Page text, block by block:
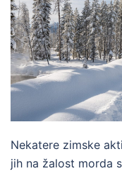
Nekatere zimske
jih na žalost morda